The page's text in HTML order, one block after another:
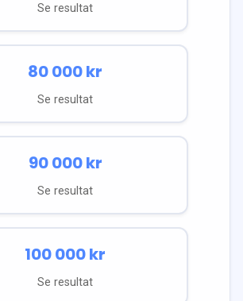
Se resultat
80 000kr
Se resultat
90 000kr
Se resultat
100 000kr
Se resultat